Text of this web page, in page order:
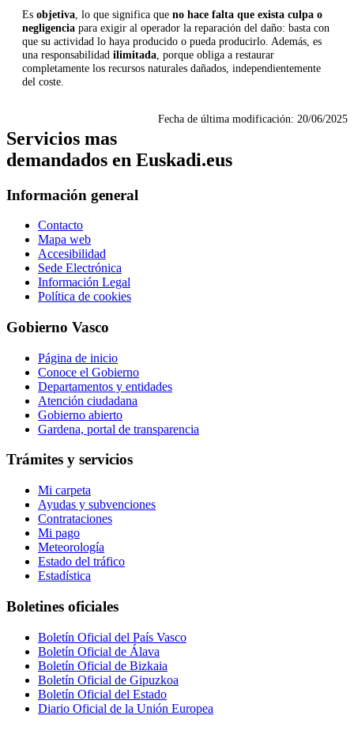
Es objetiva , lo que significa que no hace falta que exista culpa o
negligencia para exigir al operador la reparación del daño: basta con
que su actividad lo haya producido o pueda producirlo. Además, es
una responsabilidad ilimitada , porque obliga a restaurar
completamente los recursos naturales dañados, independientemente
del coste.
Fecha de última modificación: 20/06/2025
Servicios mas
demandados en Euskadi.eus
Información general
Contacto
Mapa web
Accesibilidad
Sede Electrónica
Información Legal
Política de cookies
Gobierno Vasco
Página de inicio
Conoce el Gobierno
Departamentos y entidades
Atención ciudadana
Gobierno abierto
Gardena, portal de transparencia
Trámites y servicios
Mi carpeta
Ayudas y subvenciones
Contrataciones
Mi pago
Meteorología
Estado del tráfico
Estadística
Boletines oficiales
Boletín Oficial del País Vasco
Boletín Oficial de Álava
Boletín Oficial de Bizkaia
Boletín Oficial de Gipuzkoa
Boletín Oficial del Estado
Diario Oficial de la Unión Europea